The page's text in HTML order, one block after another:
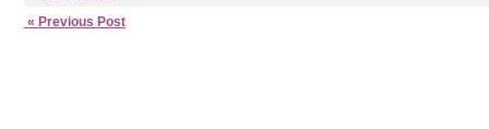
« Previous Post